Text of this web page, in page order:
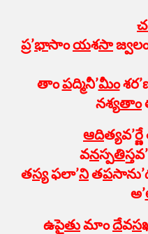
ప్ర’భాసాంయశసా
తాంపద్మినీ’మీం
నశ్యతాం
ఆది
వనస్పతిస్తవ’
తస్యఫలా’నితప
అ’
ఉపైతుమాందేవస